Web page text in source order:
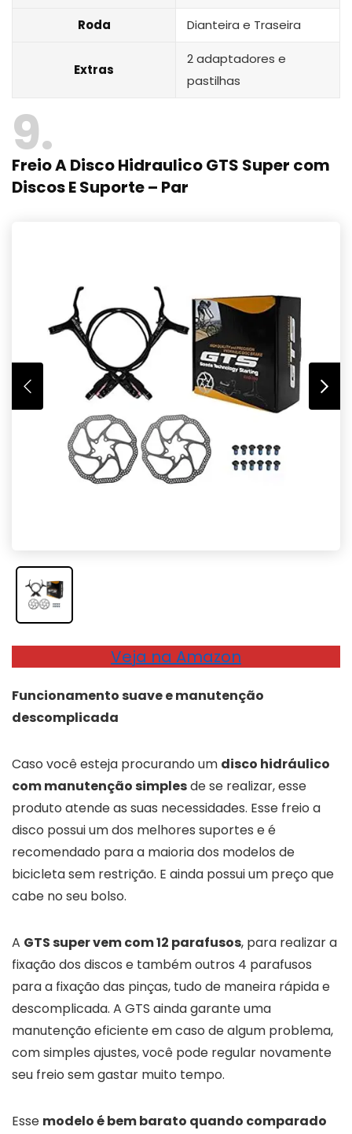
Roda Dianteira e Traseira
Extras
2 adaptadores e
pastilhas
9
Freio A Disco Hidraulico GTS Super com
Discos E Suporte – Par
Veja na Amazon
Funcionamento suave e manutenção
descomplicada
Caso você esteja procurando um disco hidráulico
com manutenção simplesde se realizar, esse
produto atende as suas necessidades. Esse freio a
disco possui um dos melhores suportes e é
recomendado para a maioria dos modelos de
bicicleta sem restrição. E ainda possui um preço que
cabe no seu bolso.
A GTS super vem com12 parafusos, para realizar a
fixação dos discos e também outros 4 parafusos
para a fixação das pinças, tudo de maneira rápida e
descomplicada. A GTS ainda garante uma
manutenção eficiente em caso de algum problema,
com simples ajustes, você pode regular novamente
seu freio sem gastar muito tempo.
Esse modelo é bem barato quando comparado